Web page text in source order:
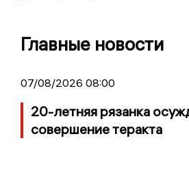
Главные новости
07/08/2026 08:00
20-летняя рязанка
совершение теракта